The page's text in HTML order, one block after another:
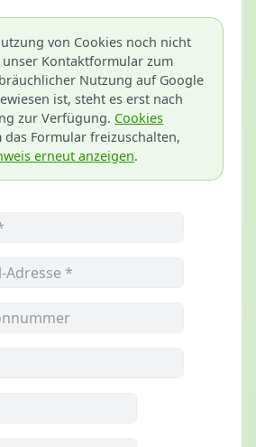
von Cookies noch nicht
Kontaktformular zum
Nutzung auf Google
ist, steht es erst nach
zur Verfügung. Cookies
das Formular freizuschalten,
erneut anzeigen.